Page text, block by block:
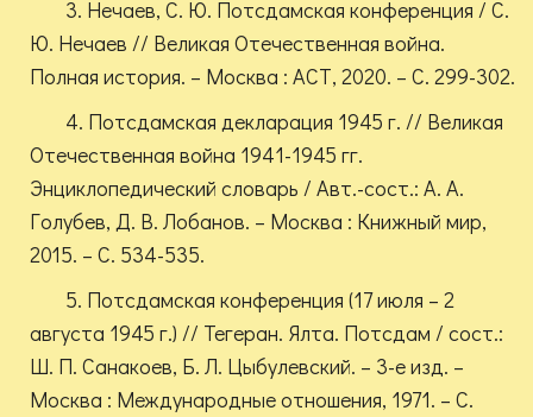
3. Нечаев, С. Ю. Потсдамская конференция / С.
Ю. Нечаев // Великая Отечественная война.
Полная история. – Москва : АСТ, 2020. – С. 299-302.
4. Потсдамская декларация 1945 г. // Великая
Отечественная война 1941-1945 гг.
Энциклопедический словарь / Авт.-сост.: А. А.
Голубев, Д. В. Лобанов. – Москва : Книжный мир,
2015. – С. 534-535.
5. Потсдамская конференция (17 июля – 2
августа 1945 г.) // Тегеран. Ялта. Потсдам / сост.:
Ш. П. Санакоев, Б. Л. Цыбулевский. – 3-е изд. –
Москва : Международные отношения, 1971. – С.